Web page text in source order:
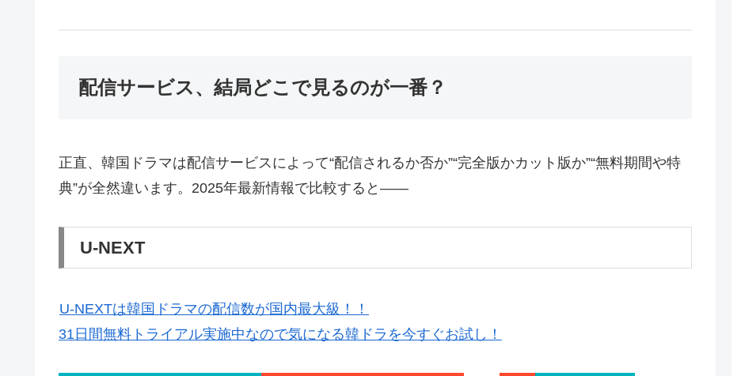
配信サービス、結局どこで見るのが一番？
正直、韓国ドラマは配信サービスによって“配信されるか否か”“完全版かカット版か”“無料期間や特
典”が全然違います。2025年最新情報で比較すると——
U-NEXT
U-NEXTは韓国ドラマの配信数が国内最大級！！
31日間無料トライアル実施中なので気になる韓ドラを今すぐお試し！